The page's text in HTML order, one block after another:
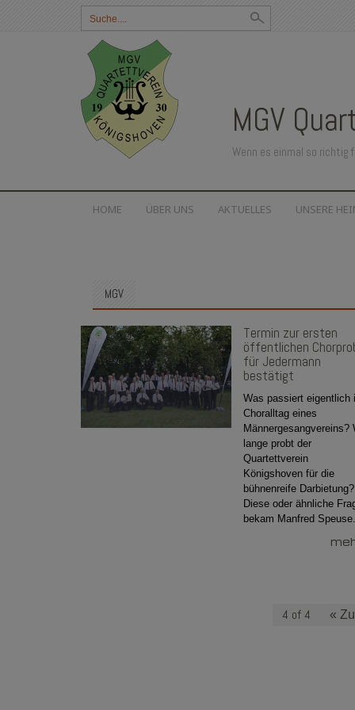
Suchbegriff
eingeben:
MGV
Wenn es einmal so
SKIP
HOME ÜBER UNS AKTUELLES UNSERE
MGV
Termin zur ersten
öffentlichen
für Jedermann
bestätigt
Was passiert eigentlich
Choralltag eines
Männergesangvereins?
lange probt der
Quartettverein
Königshoven für die
bühnenreife
Diese oder ähnliche
bekam Manfred
4 of 4 «